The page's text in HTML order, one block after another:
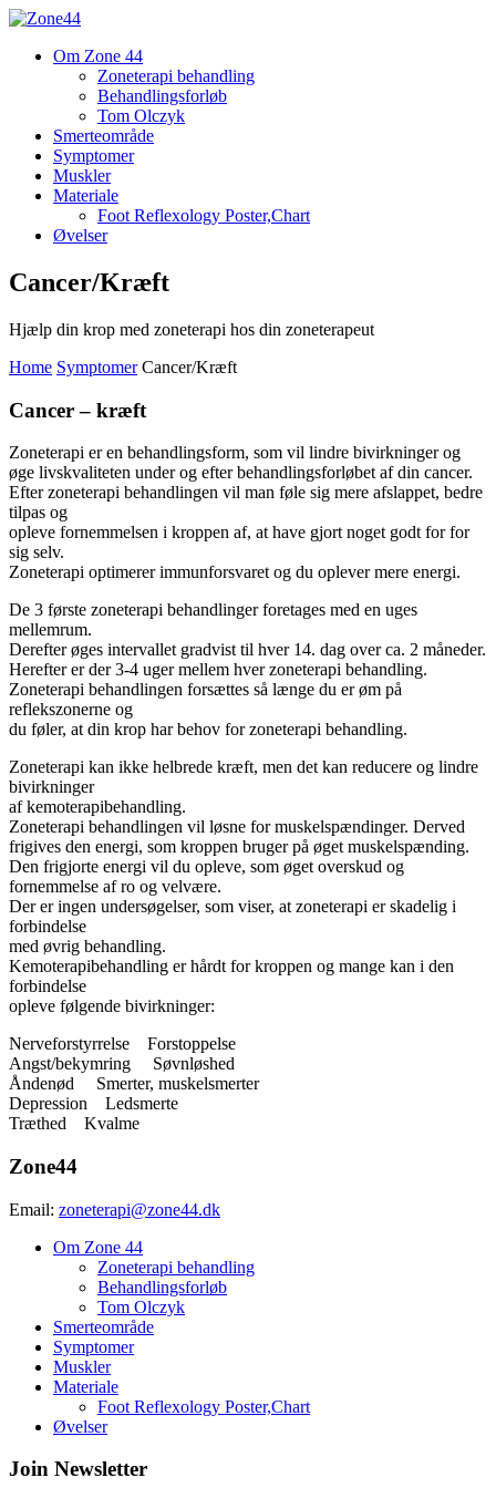
Om Zone 44
Zoneterapi behandling
Behandlingsforløb
Tom Olczyk
Smerteområde
Symptomer
Muskler
Materiale
Foot Reflexology Poster,Chart
Øvelser
Cancer/Kræft
Hjælp din krop med zoneterapi hos din zoneterapeut
Home Symptomer Cancer/Kræft
Cancer – kræft
Zoneterapi er en behandlingsform, som vil lindre bivirkninger og
øge livskvaliteten under og efter behandlingsforløbet af din cancer.
Efter zoneterapi behandlingen vil man føle sig mere afslappet, bedre
tilpas og
opleve fornemmelsen i kroppen af, at have gjort noget godt for for
sig selv.
Zoneterapi optimerer immunforsvaret og du oplever mere energi.
De 3 første zoneterapi behandlinger foretages med en uges
mellemrum.
Derefter øges intervallet gradvist til hver 14. dag over ca. 2 måneder.
Herefter er der 3-4 uger mellem hver zoneterapi behandling.
Zoneterapi behandlingen forsættes så længe du er øm på
reflekszonerne og
du føler, at din krop har behov for zoneterapi behandling.
Zoneterapi kan ikke helbrede kræft, men det kan reducere og lindre
bivirkninger
af kemoterapibehandling.
Zoneterapi behandlingen vil løsne for muskelspændinger. Derved
frigives den energi, som kroppen bruger på øget muskelspænding.
Den frigjorte energi vil du opleve, som øget overskud og
fornemmelse af ro og velvære.
Der er ingen undersøgelser, som viser, at zoneterapi er skadelig i
forbindelse
med øvrig behandling.
Kemoterapibehandling er hårdt for kroppen og mange kan i den
forbindelse
opleve følgende bivirkninger:
Nerveforstyrrelse Forstoppelse
Angst/bekymring Søvnløshed
Åndenød Smerter, muskelsmerter
Depression Ledsmerte
Træthed Kvalme
Zone44
Email: zoneterapi@zone44.dk
Om Zone 44
Zoneterapi behandling
Behandlingsforløb
Tom Olczyk
Smerteområde
Symptomer
Muskler
Materiale
Foot Reflexology Poster,Chart
Øvelser
Join Newsletter